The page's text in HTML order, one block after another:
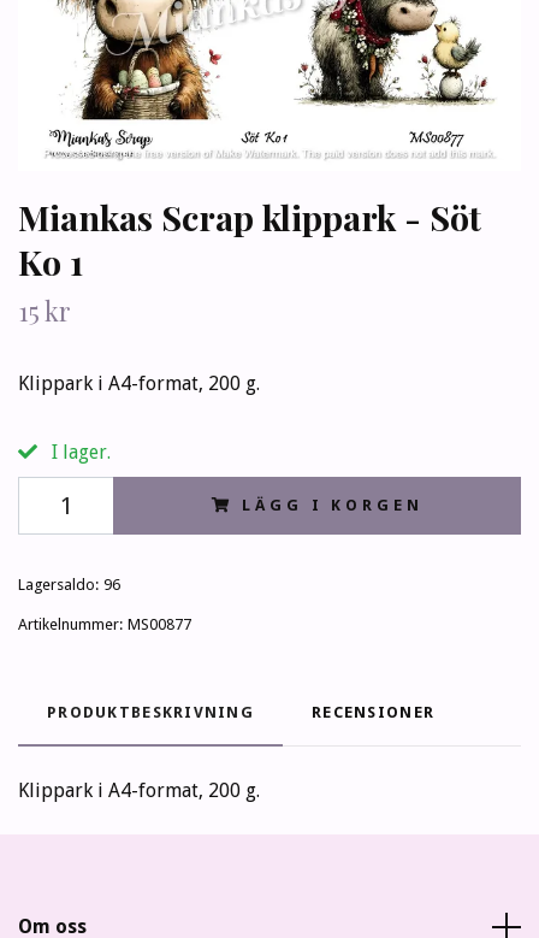
Miankas Scrap klippark - Söt
Ko 1
15 kr
Klippark i A4-format, 200 g.
I lager.
LÄGG I KORGEN
Lagersaldo: 96
Artikelnummer: MS00877
PRODUKTBESKRIVNING RECENSIONER
Klippark i A4-format, 200 g.
Om oss